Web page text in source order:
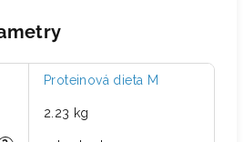
Proteinová dieta M
2.23 kg